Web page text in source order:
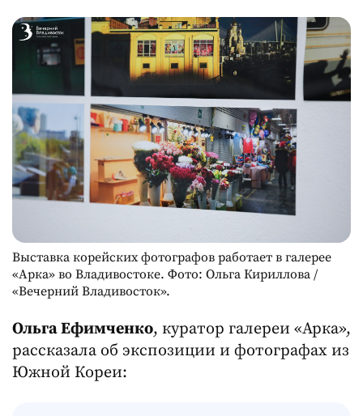
Выставка корейских фотографов работает в галерее
«Арка» во Владивостоке. Фото: Ольга Кириллова /
«Вечерний Владивосток».
Ольга Ефимченко, куратор галереи «Арка»,
рассказала об экспозиции и фотографах из
Южной Кореи: